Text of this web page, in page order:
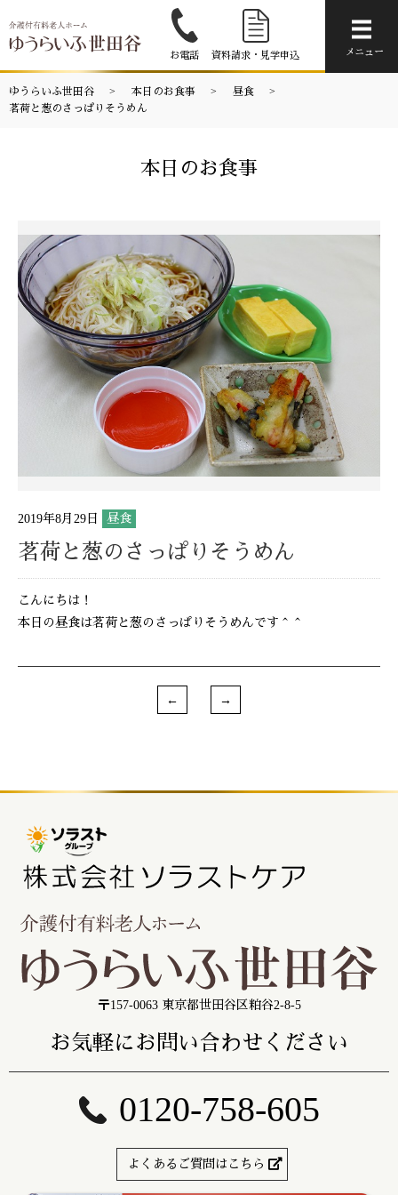
お電話 資料請求・見学申込 メニュー
ゆうらいふ世田谷 本日のお食事
昼食
茗荷と葱のさっぱりそうめん
本日のお食事
2019年8月29日 昼食
茗荷と葱のさっぱりそうめん
こんにちは！
本日の昼食は茗荷と葱のさっぱりそうめんです＾＾
〒157-0063 東京都世田谷区粕谷2-8-5
お気軽にお問い合わせください
0120-758-605
よくあるご質問はこちら